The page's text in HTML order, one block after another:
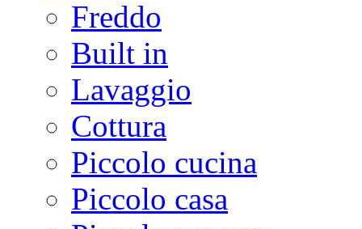
Freddo
Built in
Lavaggio
Cottura
Piccolo cucina
Piccolo casa